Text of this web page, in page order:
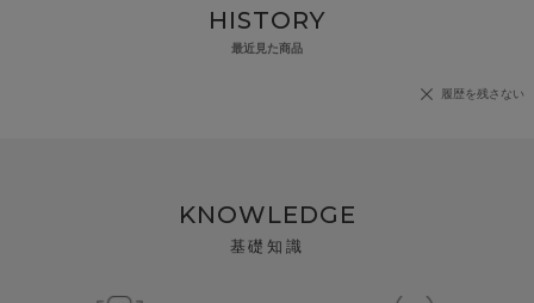
HISTORY
最近見た商品
履歴を残さない
KNOWLEDGE
基礎知識